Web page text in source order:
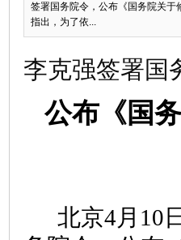
签署国务院令，公布《国务院关
指出，为了依...
李克强签署国
公布《国
北京4月10